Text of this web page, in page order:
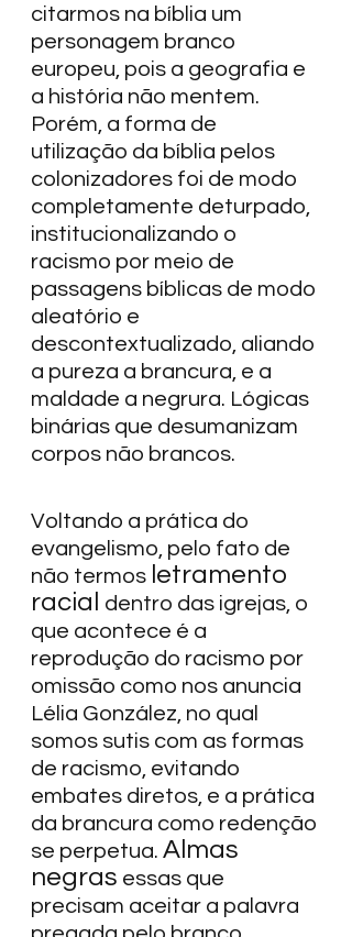
citarmos na bíblia um
personagem branco
europeu, pois a geografia e
a história não mentem.
Porém, a forma de
utilização da bíblia pelos
colonizadores foi de modo
completamente deturpado,
institucionalizando o
racismo por meio de
passagens bíblicas de modo
aleatório e
descontextualizado, aliando
a pureza a brancura, e a
maldade a negrura. Lógicas
binárias que desumanizam
corpos não brancos.
Voltando a prática do
evangelismo, pelo fato de
não termos letramento
racial
dentro das igrejas, o
que acontece é a
reprodução do racismo por
omissão como nos anuncia
Lélia González, no qual
somos sutis com as formas
de racismo, evitando
embates diretos, e a prática
da brancura como redenção
se perpetua. Almas
negras essas que
precisam aceitar a palavra